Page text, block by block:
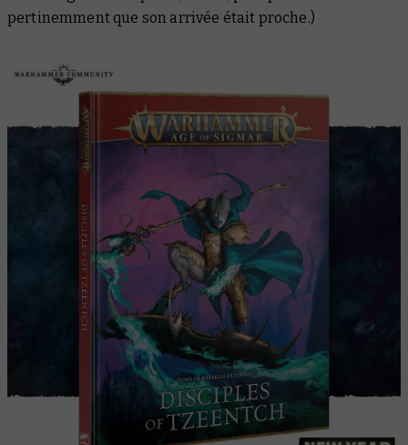
pertinemment que son arrivée était proche.)